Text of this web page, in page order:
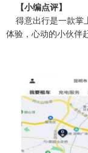
【小编点评】
得意出行是一款掌
体验，心动的小伙伴